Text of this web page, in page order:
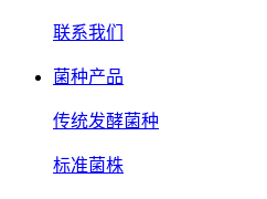
联系我们
菌种产品
传统发酵菌种
标准菌株